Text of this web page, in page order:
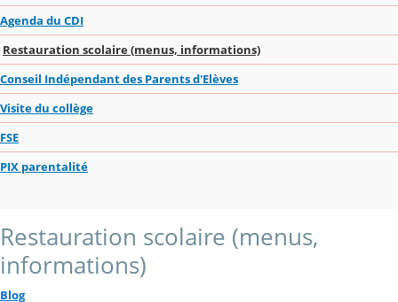
Agenda du CDI
Restauration scolaire (menus, informations)
Conseil Indépendant des Parents d'Elèves
Visite du collège
FSE
PIX parentalité
Restauration scolaire (menus,
informations)
Blog